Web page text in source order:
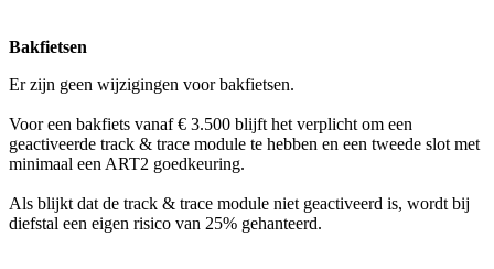
Bakfietsen
Er zijn geen wijzigingen voor bakfietsen.
Voor een bakfiets vanaf € 3.500 blijft het verplicht om een
geactiveerde track & trace module te hebben en een tweede slot met
minimaal een ART2 goedkeuring.
Als blijkt dat de track & trace module niet geactiveerd is, wordt bij
diefstal een eigen risico van 25% gehanteerd.